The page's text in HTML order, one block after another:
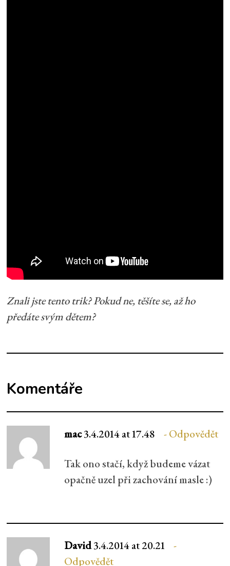
Znali jste tento trik? Pokud ne, těšíte se, až ho
předáte svým dětem?
Komentáře
mac3.4.2014 at 17.48 Odpovědět
Tak ono stačí, když budeme vázat
opačně uzel při zachování masle :)
David3.4.2014 at 20.21
Odpovědět